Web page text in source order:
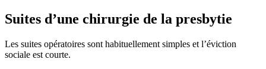
Suites d’une chirurgie de la presbytie
Les suites opératoires sont habituellement simples et l’éviction
sociale est courte.